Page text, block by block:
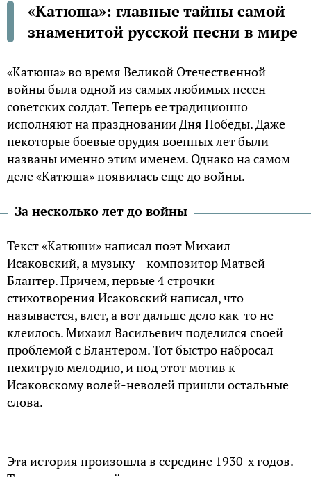
«Катюша»: главные тайны самой
знаменитой русской песни в мире
«Катюша» во время Великой Отечественной
войны была одной из самых любимых песен
советских солдат. Теперь ее традиционно
исполняют на праздновании Дня Победы. Даже
некоторые боевые орудия военных лет были
названы именно этим именем. Однако на самом
деле «Катюша» появилась еще до войны.
За несколько лет до войны
Текст «Катюши» написал поэт Михаил
Исаковский, а музыку – композитор Матвей
Блантер. Причем, первые 4 строчки
стихотворения Исаковский написал, что
называется, влет, а вот дальше дело как-то не
клеилось. Михаил Васильевич поделился своей
проблемой с Блантером. Тот быстро набросал
нехитрую мелодию, и под этот мотив к
Исаковскому волей-неволей пришли остальные
слова.
Эта история произошла в середине 1930-х годов.